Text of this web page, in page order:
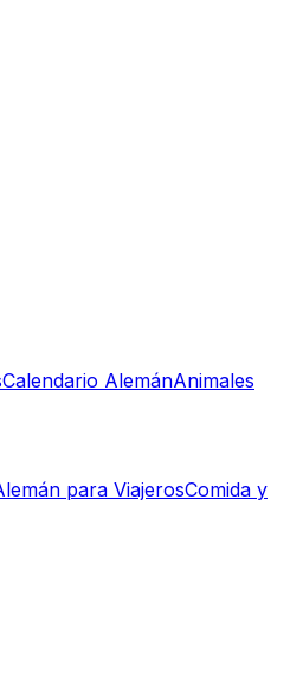
Calendario AlemánAnimales
para ViajerosComida y